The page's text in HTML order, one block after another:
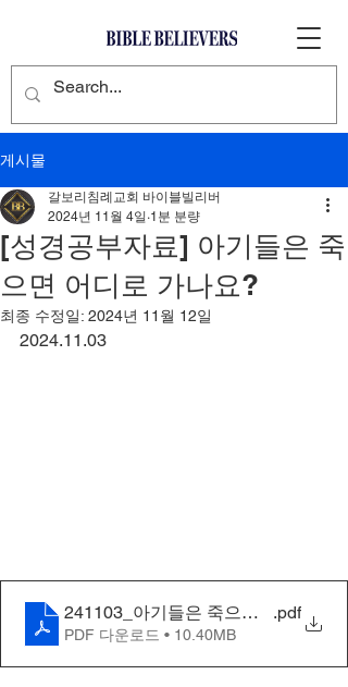
게시물
[성경공부자료] 아기들은 죽
으면 어디로 가나요?
갈보리침례교회 바이블빌리버
2024년 11월 4일 1분 분량
최종 수정일: 2024년 11월 12일
2024.11.03
241103_아기들은 죽으면 어디로 가
.pdf
PDF 다운로드 • 10.40MB